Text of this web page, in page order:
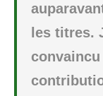
les titres.